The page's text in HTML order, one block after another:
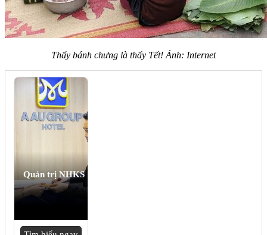
Thấy bánh chưng là thấy Tết! Ảnh: Internet
Quản trị NHKS